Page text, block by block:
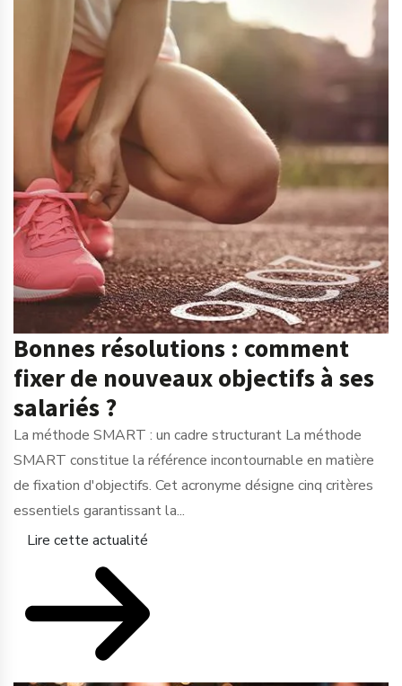
Bonnes résolutions : comment
fixer de nouveaux objectifs à ses
salariés ?
La méthode SMART : un cadre structurant La méthode
SMART constitue la référence incontournable en matière
de fixation d'objectifs. Cet acronyme désigne cinq critères
essentiels garantissant la...
Lire cette actualité